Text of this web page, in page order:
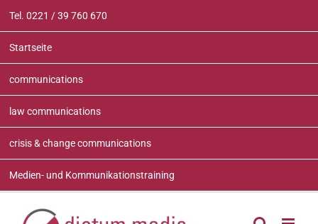
Inhalt
springen
Tel. 0221 / 39 760 670
Startseite
communications
law communications
crisis & change communications
Medien- und Kommunikationstraining